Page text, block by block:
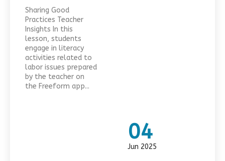
Sharing Good
Practices Teacher
Insights In this
lesson, students
engage in literacy
activities related to
labor issues prepared
by the teacher on
the Freeform app...
04
Jun 2025